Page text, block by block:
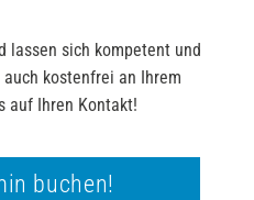
lassen sich kompetent und
kostenfrei an Ihrem
auf Ihren Kontakt!
buchen!